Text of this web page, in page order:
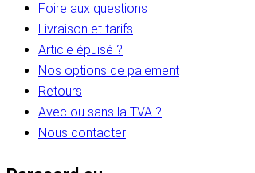
Foire aux questions
Livraison et tarifs
Article épuisé ?
Nos options de paiement
Retours
Avec ou sans la TVA ?
Nous contacter